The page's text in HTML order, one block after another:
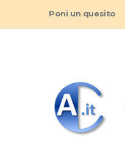
Poni un quesito